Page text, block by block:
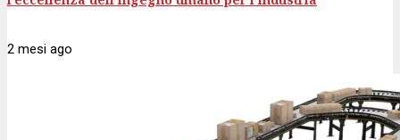
2 mesi ago